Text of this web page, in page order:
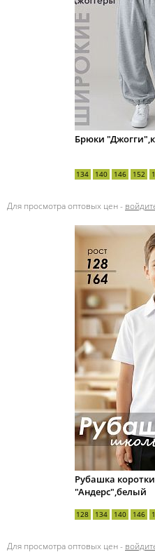
Брюки
134 140 146 152
Для просмотра оптовых цен -
Рубашка
"Андерс",белый
128 134 140 146
Для просмотра оптовых цен -